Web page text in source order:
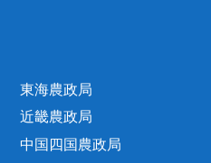
東海農政局
近畿農政局
中国四国農政局